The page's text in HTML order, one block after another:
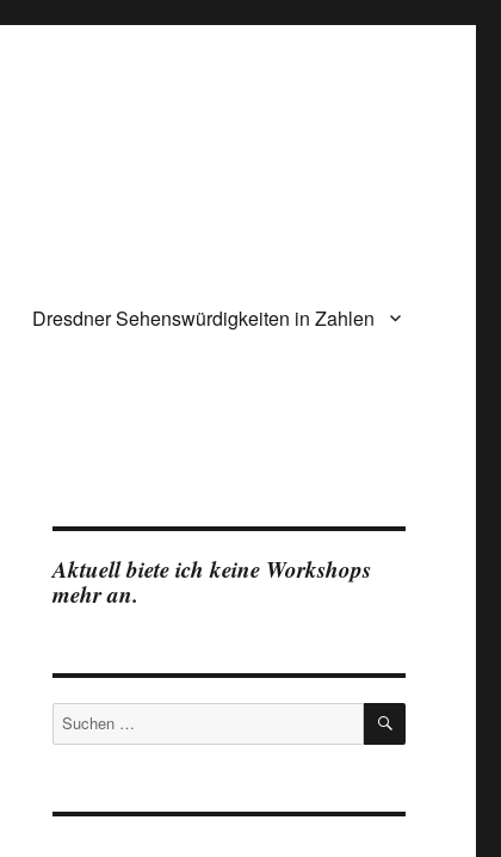
Dresdner Sehenswürdigkeiten in Zahlen
Aktuell biete ich keine Workshops
mehr an.
Suchen
nach:
SUCHEN